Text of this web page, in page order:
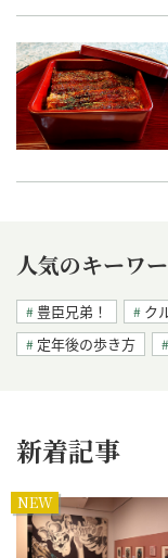
人気のキーワ
豊臣兄弟！ ク
定年後の歩き方
新着記事
NEW